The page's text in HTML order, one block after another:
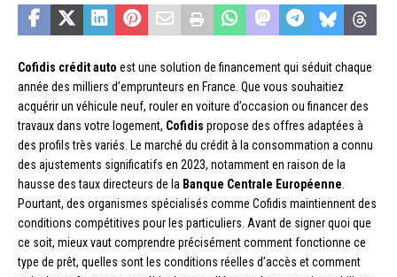
Cofidis crédit auto est une solution de financement qui séduit chaque
année des milliers d’emprunteurs en France. Que vous souhaitiez
acquérir un véhicule neuf, rouler en voiture d’occasion ou financer des
travaux dans votre logement, Cofidis propose des offres adaptées à
des profils très variés. Le marché du crédit à la consommation a connu
des ajustements significatifs en 2023, notamment en raison de la
hausse des taux directeurs de la Banque Centrale Européenne.
Pourtant, des organismes spécialisés comme Cofidis maintiennent des
conditions compétitives pour les particuliers. Avant de signer quoi que
ce soit, mieux vaut comprendre précisément comment fonctionne ce
type de prêt, quelles sont les conditions réelles d’accès et comment